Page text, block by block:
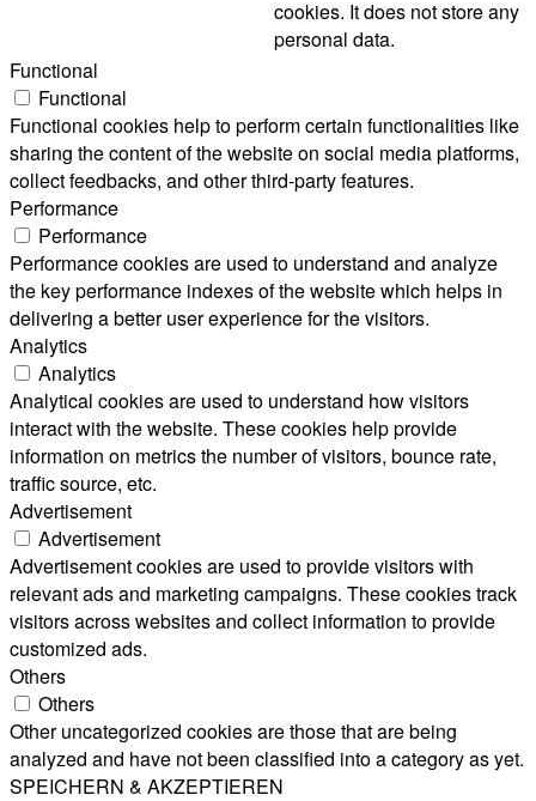
cookies. It does not store any
personal data.
Functional
Functional
Functional cookies help to perform certain functionalities like
sharing the content of the website on social media platforms,
collect feedbacks, and other third-party features.
Performance
Performance
Performance cookies are used to understand and analyze
the key performance indexes of the website which helps in
delivering a better user experience for the visitors.
Analytics
Analytics
Analytical cookies are used to understand how visitors
interact with the website. These cookies help provide
information on metrics the number of visitors, bounce rate,
traffic source, etc.
Advertisement
Advertisement
Advertisement cookies are used to provide visitors with
relevant ads and marketing campaigns. These cookies track
visitors across websites and collect information to provide
customized ads.
Others
Others
Other uncategorized cookies are those that are being
analyzed and have not been classified into a category as yet.
SPEICHERN & AKZEPTIEREN